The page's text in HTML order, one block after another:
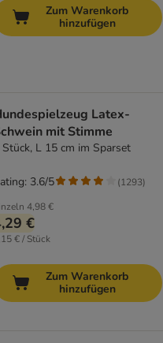
Zum Warenkorb
hinzufügen
Latex-
mit Stimme
Stück, L 15 cm im Sparset
4,98 €
€
€ / Stück
3.6/5 (1293)
Zum Warenkorb
hinzufügen